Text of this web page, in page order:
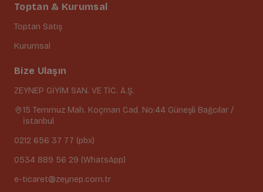
Toptan & Kurumsal
Toptan Satış
Kurumsal
Bize Ulaşın
ZEYNEP GİYİM SAN. VE TİC. A.Ş.
15 Temmuz Mah. Koçman Cad. No:44 Güneşli Bağcılar /
İstanbul
0212 656 37 77 (pbx)
0534 889 56 29 (WhatsApp)
e-ticaret@zeynep.com.tr